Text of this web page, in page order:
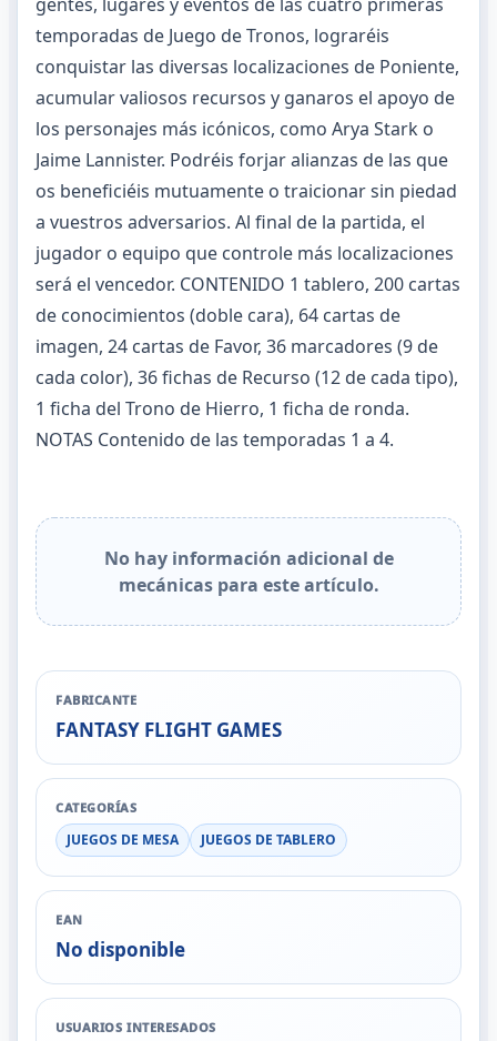
temporadas de Juego de Tronos, lograréis
conquistar las diversas localizaciones de Poniente,
acumular valiosos recursos y ganaros el apoyo de
los personajes más icónicos, como Arya Stark o
Jaime Lannister. Podréis forjar alianzas de las que
os beneficiéis mutuamente o traicionar sin piedad
a vuestros adversarios. Al final de la partida, el
jugador o equipo que controle más localizaciones
será el vencedor. CONTENIDO 1 tablero, 200 cartas
de conocimientos (doble cara), 64 cartas de
imagen, 24 cartas de Favor, 36 marcadores (9 de
cada color), 36 fichas de Recurso (12 de cada tipo),
1 ficha del Trono de Hierro, 1 ficha de ronda.
NOTAS Contenido de las temporadas 1 a 4.
No hay información adicional de
mecánicas para este artículo.
FABRICANTE
FANTASY FLIGHT GAMES
CATEGORÍAS
JUEGOS DE MESA JUEGOS DE TABLERO
EAN
No disponible
USUARIOS INTERESADOS